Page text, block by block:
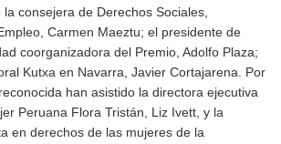
consejera de Derechos Sociales,
Carmen Maeztu; el presidente de
coorganizadora del Premio, Adolfo Plaza;
Kutxa en Navarra, Javier Cortajarena. Por
han asistido la directora ejecutiva
Peruana Flora Tristán, Liz Ivett, y la
en derechos de las mujeres de la